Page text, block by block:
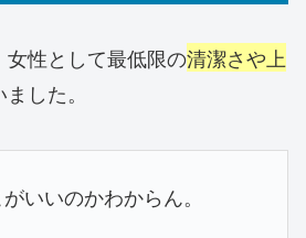
性として最低限の清潔さや上
した。
いいのかわからん。